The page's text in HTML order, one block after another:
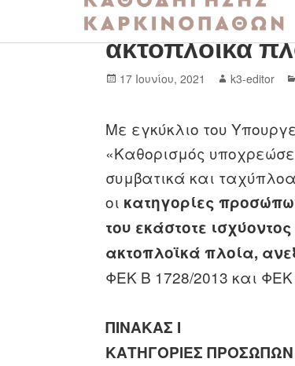
K3
ΚΕΝΤΡΟ ΚΑΘΟΔΗΓΗΣΗΣ ΚΑΡΚΙΝΟΠΑΘΩΝ
Ποιοι
ακτοπλοϊκά
17 Ιουνίου, 2021 k3-editor
Με εγκύκλιο του
«Καθορισμός
συμβατικά και
οι κατηγορίες
του εκάστοτε
ακτοπλοϊκά πλοία,
ΦΕΚ Β 1728/2013 και ΦΕΚ
ΠΙΝΑΚΑΣ Ι
ΚΑΤΗΓΟΡΙΕΣ